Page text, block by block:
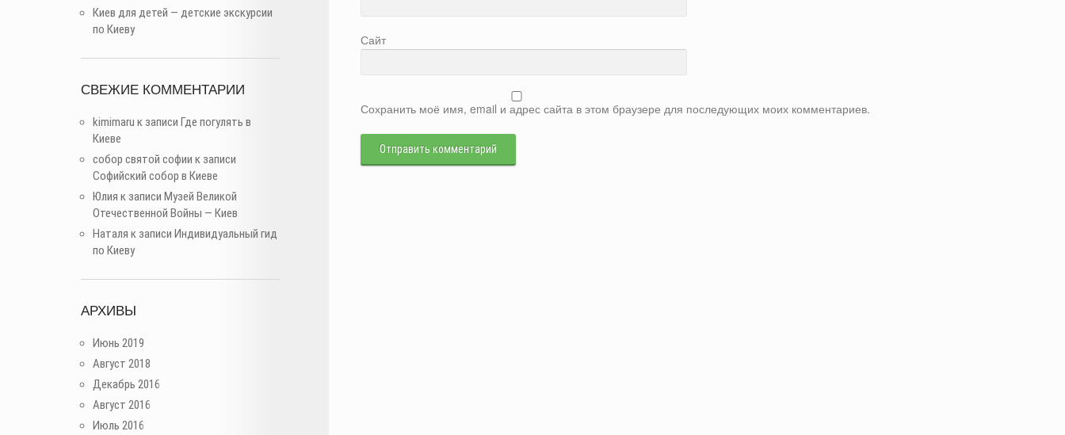
Сайт
Сохранить моё имя, email и адрес сайта в этом браузере для последующих моих комментариев.
Киев для детей — детские экскурсии
по Киеву
СВЕЖИЕ КОММЕНТАРИИ
kimimaru к записи Где погулять в
Киеве
собор святой софии к записи
Софийский собор в Киеве
Юлия к записи Музей Великой
Отечественной Войны — Киев
Наталя к записи Индивидуальный гид
по Киеву
АРХИВЫ
Июнь 2019
Август 2018
Декабрь 2016
Август 2016
Июль 2016